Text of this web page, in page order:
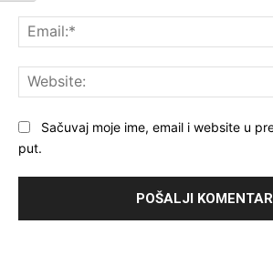
Sačuvaj moje ime, email i website u
put.